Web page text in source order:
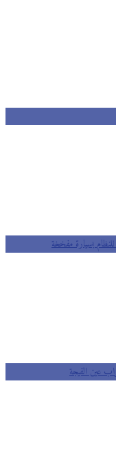
بسيارة مفخخة
عين الفيجة